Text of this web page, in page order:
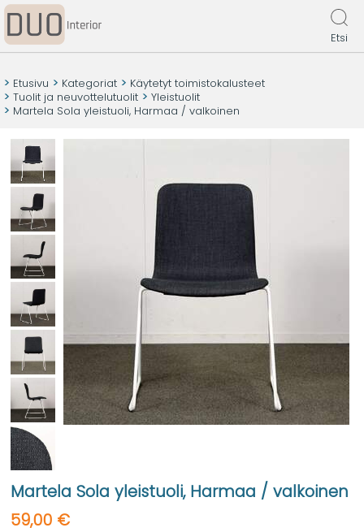
Etsi
Etusivu Kategoriat
Käytetyt toimistokalusteet
Tuolit ja neuvottelutuolit
Yleistuolit
Martela Sola yleistuoli, Harmaa / valkoinen
Martela Sola yleistuoli, Harmaa / valkoinen
59,00 €